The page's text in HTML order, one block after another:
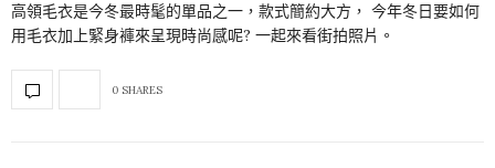
高領毛衣是今冬最時髦的單品之一，款式簡約大方， 今年冬日要如何
用毛衣加上緊身褲來呈現時尚感呢? 一起來看街拍照片。
0 SHARES